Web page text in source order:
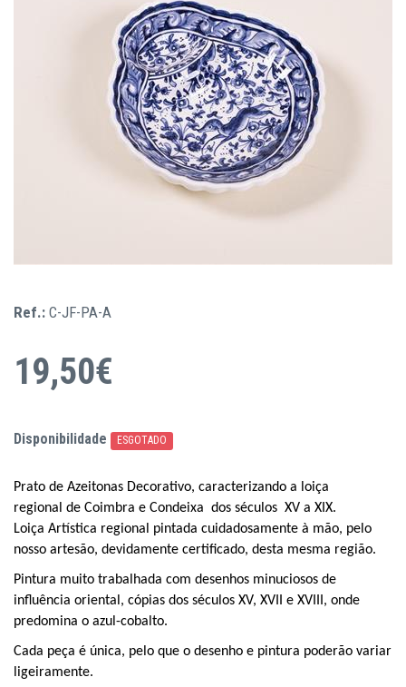
Ref.: C-JF-PA-A
19,50€
Disponibilidade ESGOTADO
Prato de Azeitonas Decorativo, caracterizando a loiça
regional de Coimbra e Condeixa dos séculos XV a XIX.
Loiça Artística regional pintada cuidadosamente à mão, pelo
nosso artesão, devidamente certificado, desta mesma região.
Pintura muito trabalhada com desenhos minuciosos de
influência oriental, cópias dos séculos XV, XVII e XVIII, onde
predomina o azul-cobalto.
Cada peça é única, pelo que o desenho e pintura poderão variar
ligeiramente.